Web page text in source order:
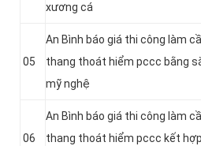
xương cá
05
An Bình báo giá thi công làm
thang thoát hiểm pccc bằng
mỹ nghệ
06
An Bình báo giá thi công làm
thang thoát hiểm pccc kết hợp